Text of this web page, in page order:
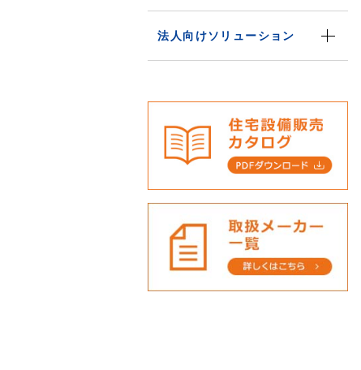
法人向けソリューション
ご提案のポイント
改修の流れ